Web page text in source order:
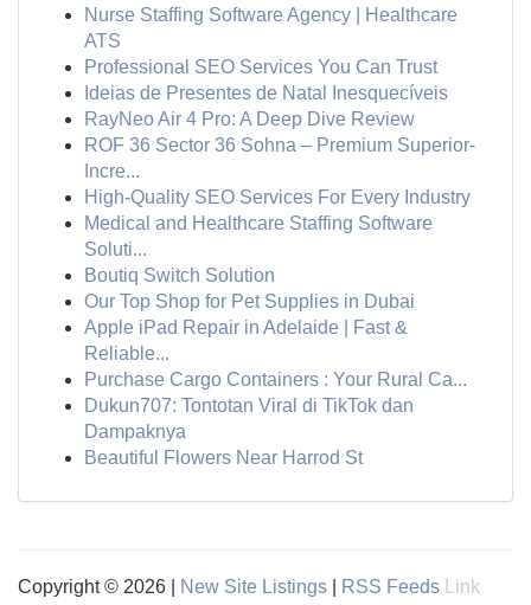
Nurse Staffing Software Agency | Healthcare
ATS
Professional SEO Services You Can Trust
Ideias de Presentes de Natal Inesquecíveis
RayNeo Air 4 Pro: A Deep Dive Review
ROF 36 Sector 36 Sohna – Premium Superior-
Incre...
High-Quality SEO Services For Every Industry
Medical and Healthcare Staffing Software
Soluti...
Boutiq Switch Solution
Our Top Shop for Pet Supplies in Dubai
Apple iPad Repair in Adelaide | Fast &
Reliable...
Purchase Cargo Containers : Your Rural Ca...
Dukun707: Tontotan Viral di TikTok dan
Dampaknya
Beautiful Flowers Near Harrod St
Copyright © 2026 | New Site Listings RSS Feeds
Link